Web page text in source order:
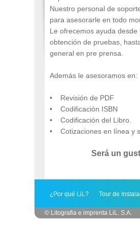
Nuestro personal de
para asesorarle en todo
Le ofrecemos ayuda
obtención de pruebas,
general en pre prensa.
Además le asesoramos en:
• Revisión de PDF
• Codificación ISBN
• Codificación del Libro.
• Cotizaciones en línea y
Será un
¿Por qué LiL? Tour de
© Litografia e imprenta LiL. S.A.